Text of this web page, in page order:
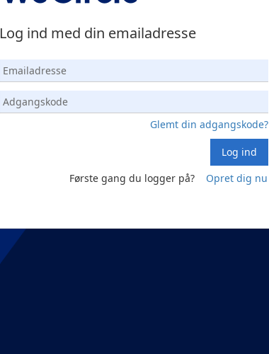
Log ind med din emailadresse
Glemt din adgangskode?
Log ind
Første gang du logger på?
Opret dig nu